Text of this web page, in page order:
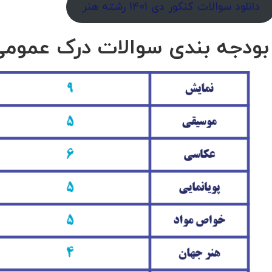
دانلود سوالات کنکور دی 1401 رشته هنر
بندی سوالات درک